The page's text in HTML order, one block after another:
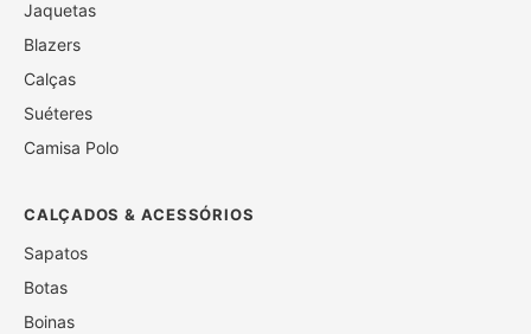
Jaquetas
Blazers
Calças
Suéteres
Camisa Polo
CALÇADOS & ACESSÓRIOS
Sapatos
Botas
Boinas